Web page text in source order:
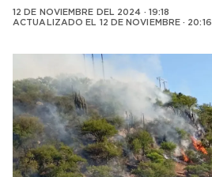
12 DE NOVIEMBRE DEL 2024 · 19:18
ACTUALIZADO EL 12 DE NOVIEMBRE · 20:16